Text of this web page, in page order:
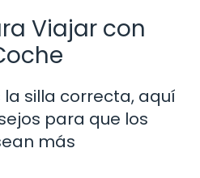
Viajar con
silla correcta, aquí
para que los
más